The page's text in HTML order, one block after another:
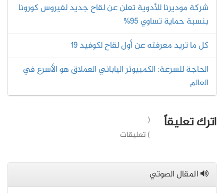
شركة موديرنا للأدوية تعلن عن لقاح جديد لفيروس كورونا
بنسبة حماية تساوي 95%
كل ما تريد معرفته عن أول لقاح لكوفيد 19
الحاجة للسرعة: الكمبيوتر الياباني العملاق هو الأسرع في
العالم
اترك تعليقاً
(
) تعليقات
المقال الصوتي